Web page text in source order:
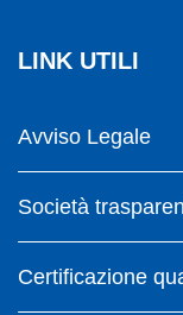
LINK UTILI
Avviso Legale
Società
Certificazione